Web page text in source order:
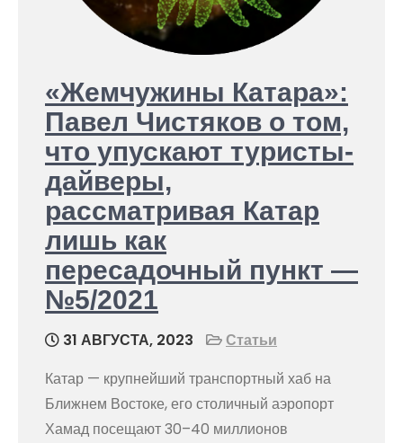
«Жемчужины Катара»:
Павел Чистяков о том,
что упускают туристы-
дайверы,
рассматривая Катар
лишь как
пересадочный пункт —
№5/2021
31 АВГУСТА, 2023
Статьи
Катар — крупнейший транспортный хаб на
Ближнем Востоке, его столичный аэропорт
Хамад посещают 30–40 миллионов